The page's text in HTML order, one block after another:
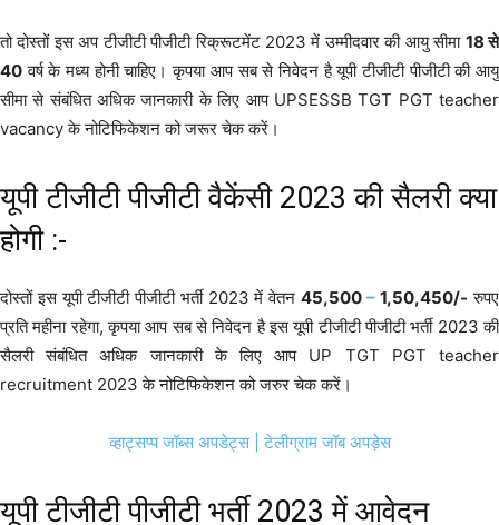
तो दोस्तों इस अप टीजीटी पीजीटी रिक्रूटमेंट 2023 में उम्मीदवार की आयु सीमा 18 से
40 वर्ष के मध्य होनी चाहिए। कृपया आप सब से निवेदन है यूपी टीजीटी पीजीटी की आयु
सीमा से संबंधित अधिक जानकारी के लिए आप UPSESSB TGT PGT teacher
vacancy के नोटिफिकेशन को जरूर चेक करें।
यूपी टीजीटी पीजीटी वैकेंसी 2023 की सैलरी क्या
होगी :-
दोस्तों इस यूपी टीजीटी पीजीटी भर्ती 2023 में वेतन 45,500 – 1,50,450/- रुपए
प्रति महीना रहेगा, कृपया आप सब से निवेदन है इस यूपी टीजीटी पीजीटी भर्ती 2023 की
सैलरी संबंधित अधिक जानकारी के लिए आप UP TGT PGT teacher
recruitment 2023 के नोटिफिकेशन को जरुर चेक करें।
व्हाट्सप्प जॉब्स अपडेट्स | टेलीग्राम जॉब अपड़ेस
यूपी टीजीटी पीजीटी भर्ती 2023 में आवेदन